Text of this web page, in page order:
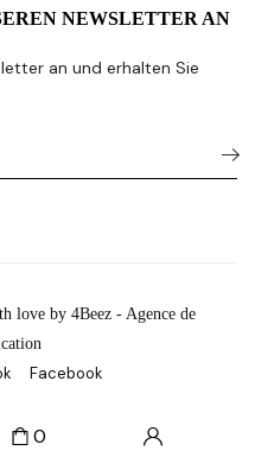
NEWSLETTER AN
an und erhalten Sie
love by 4Beez - Agence de
Facebook
0